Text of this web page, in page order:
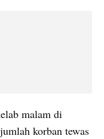
malam di
korban tewas